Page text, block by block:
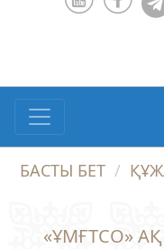
БАСТЫ БЕТ
«ҰМҒТСО»